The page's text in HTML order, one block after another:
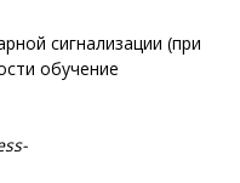
сигнализации (при
обучение